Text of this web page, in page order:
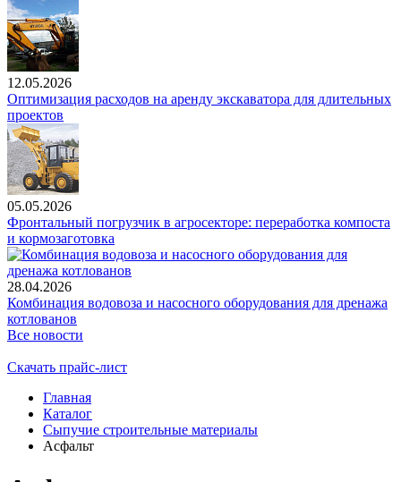
12.05.2026
Оптимизация расходов на аренду экскаватора для длительных
проектов
05.05.2026
Фронтальный погрузчик в агросекторе: переработка компоста
и кормозаготовка
28.04.2026
Комбинация водовоза и насосного оборудования для дренажа
котлованов
Все новости
Скачать прайс-лист
Главная
Каталог
Сыпучие строительные материалы
Асфальт